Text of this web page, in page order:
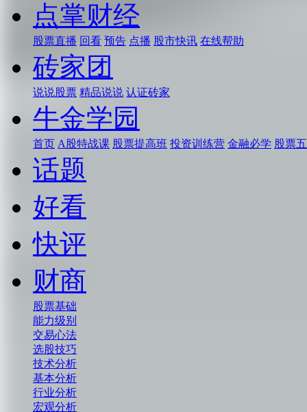
点掌财经
股票直播 回看 预告 点播 股市快讯 在线帮助
砖家团
说说股票 精品说说 认证砖家
牛金学园
首页 A股特战课 股票提高班 投资训练营 金融必学 股票
话题
好看
快评
财商
股票基础
能力级别
交易心法
选股技巧
技术分析
基本分析
行业分析
宏观分析